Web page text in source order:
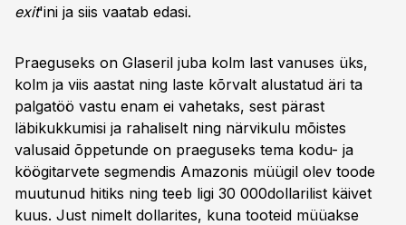
exit'ini ja siis vaatab edasi.
Praeguseks on Glaseril juba kolm last vanuses üks,
kolm ja viis aastat ning laste kõrvalt alustatud äri ta
palgatöö vastu enam ei vahetaks, sest pärast
läbikukkumisi ja rahaliselt ning närvikulu mõistes
valusaid õppetunde on praeguseks tema kodu- ja
köögitarvete segmendis Amazonis müügil olev toode
muutunud hitiks ning teeb ligi 30 000dollarilist käivet
kuus. Just nimelt dollarites, kuna tooteid müüakse